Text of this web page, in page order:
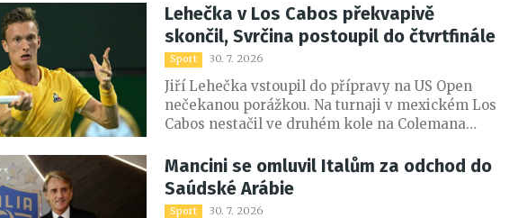
chce poznat české prostředí a co nejrychleji se
pustit do práce. Součástí jeho plánů je také snaha
přesvědčit Patrika Schicka k návratu do
reprezentace.
Lehečka v Los Cabos překvapivě
skončil, Svrčina postoupil do čtvrtfinále
Sport 30. 7. 2026
Jiří Lehečka vstoupil do přípravy na US Open
nečekanou porážkou. Na turnaji v mexickém Los
Cabos nestačil ve druhém kole na Colemana
jednoznačně. Naopak Dalibor Svrčina využil
zdravotních potíží Luciana Darderiho a po skreči
italského favorita si zajistil postup do čtvrtfinále.
Mancini se omluvil Italům za odchod do
Saúdské Arábie
Sport 30. 7. 2026